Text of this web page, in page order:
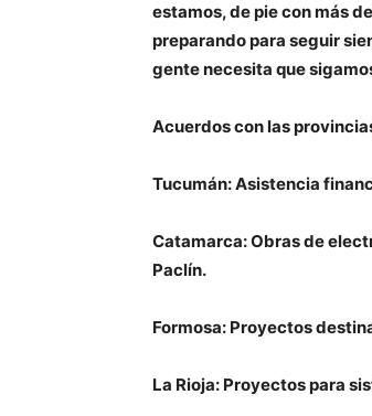
estamos, de pie con más
preparando para seguir
gente necesita que
Acuerdos con las
Tucumán:Asistencia
Catamarca:Obras de
Paclín.
Formosa: Proyectos
La Rioja: Proyectos para